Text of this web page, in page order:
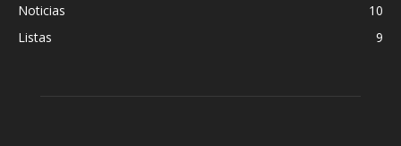
Noticias
10
Listas
9